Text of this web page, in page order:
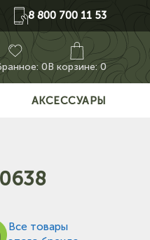
8 800 700 11 53
0В корзине: 0
АКСЕССУАРЫ
Все товары